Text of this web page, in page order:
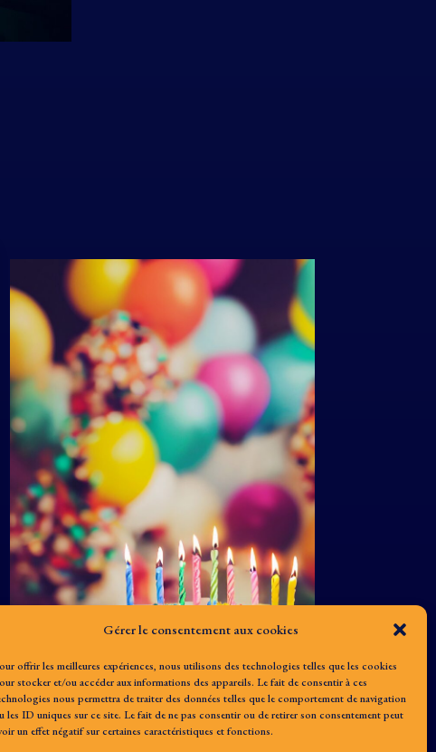
Gérer le consentement aux cookies
offrir les meilleures expériences, nous utilisons des technologies telles que les cookies
stocker et/ou accéder aux informations des appareils. Le fait de consentir à ces
nous permettra de traiter des données telles que le comportement de navigation
les ID uniques sur ce site. Le fait de ne pas consentir ou de retirer son consentement peut
un effet négatif sur certaines caractéristiques et fonctions.